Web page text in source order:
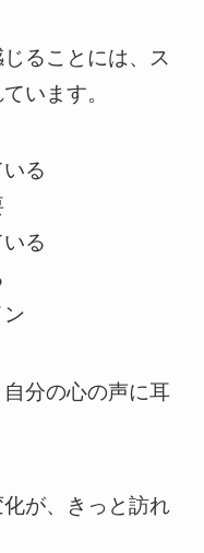
ることには、ス
います。
る
る
分の心の声に耳
が、きっと訪れ